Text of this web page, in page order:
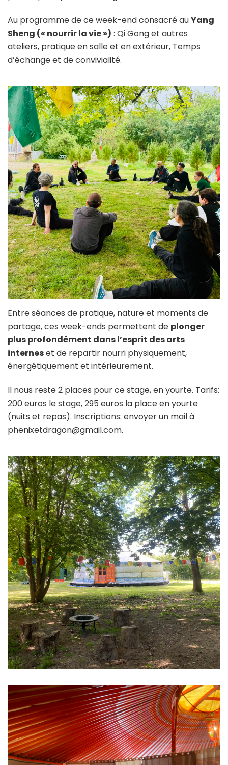
Au programme de ce week-end consacré auYang
Sheng (« nourrir la vie ») : Qi Gong et autres
ateliers, pratique en salle et en extérieur, Temps
d’échange et de convivialité.
Entre séances de pratique, nature et moments de
partage, ces week-ends permettent de plonger
plus profondément dans l’esprit des arts
interneset de repartir nourri physiquement,
énergétiquement et intérieurement.
Il nous reste 2 places pour ce stage, en yourte. Tarifs:
200 euros le stage, 295 euros la place en yourte
(nuits et repas). Inscriptions: envoyer un mail à
phenixetdragon@gmail.com.